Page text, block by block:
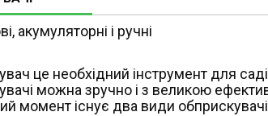
акумуляторні і ручні
це необхідний інструмент для
можна зручно і з великою
момент існує два види